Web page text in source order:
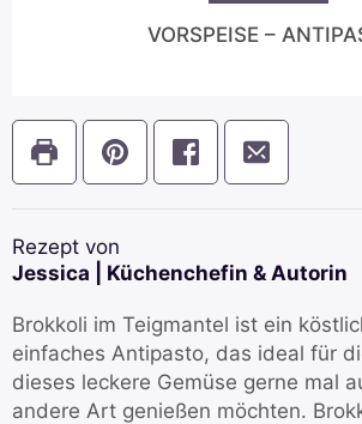
VORSPEISE –
Rezept von
Jessica | Küchenchefin & Autorin
Brokkoli im Teigmantel ist ein
einfaches Antipasto, das ideal für
dieses leckere Gemüse gerne mal
andere Art genießen möchten.